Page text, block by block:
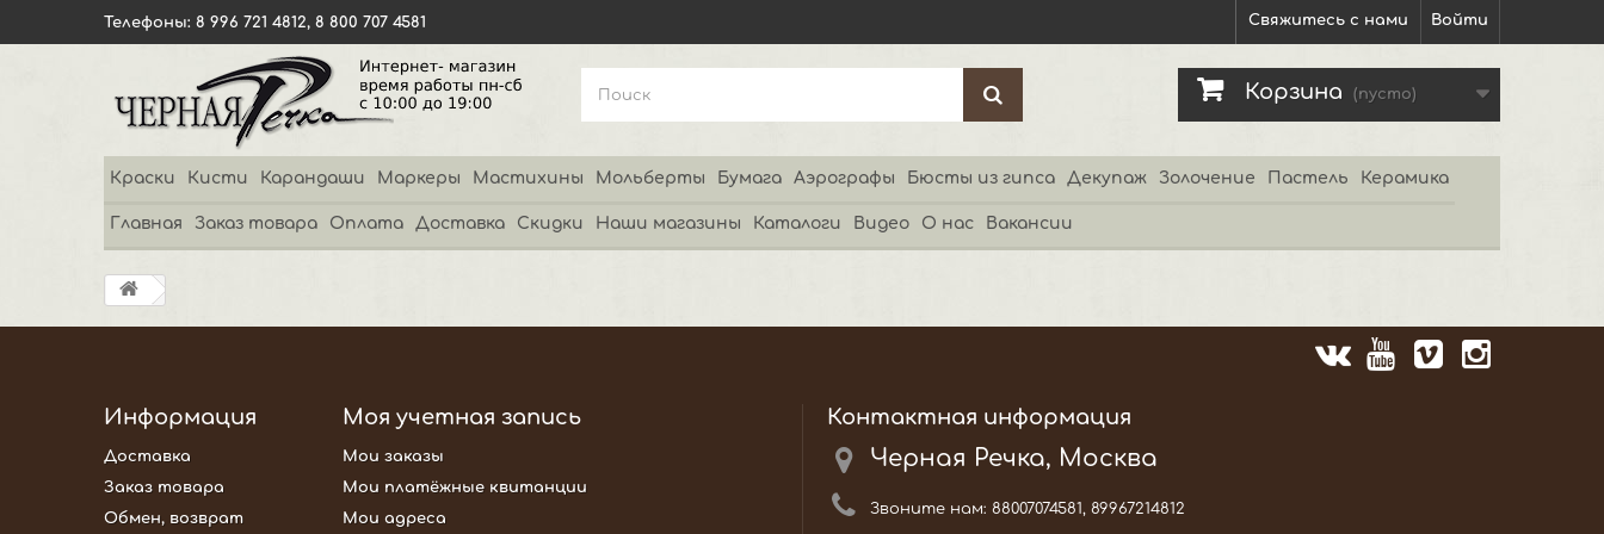
Войти
Свяжитесь с нами
Телефоны: 8 996 721 4812, 8 800 707 4581
Корзина (пусто)
Краски Кисти Карандаши Маркеры Мастихины Мольберты Бумага Аэрографы Бюсты из гипса Декупаж Золочение Пастель Керамика
Главная Заказ товара Оплата Доставка Скидки Наши магазины Каталоги Видео О нас Вакансии
Информация
Доставка
Заказ товара
Обмен, возврат
Моя учетная запись
Мои заказы
Мои платёжные квитанции
Мои адреса
Контактная информация
Черная Речка, Москва
Звоните нам: 88007074581, 89967214812